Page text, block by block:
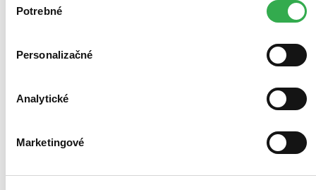
keby sme mohli používať všetky tieto cookies. Ďakujeme!
súhlasu
Potrebné
Personalizačné
Analytické
Marketingové
Pridať do zoznamu